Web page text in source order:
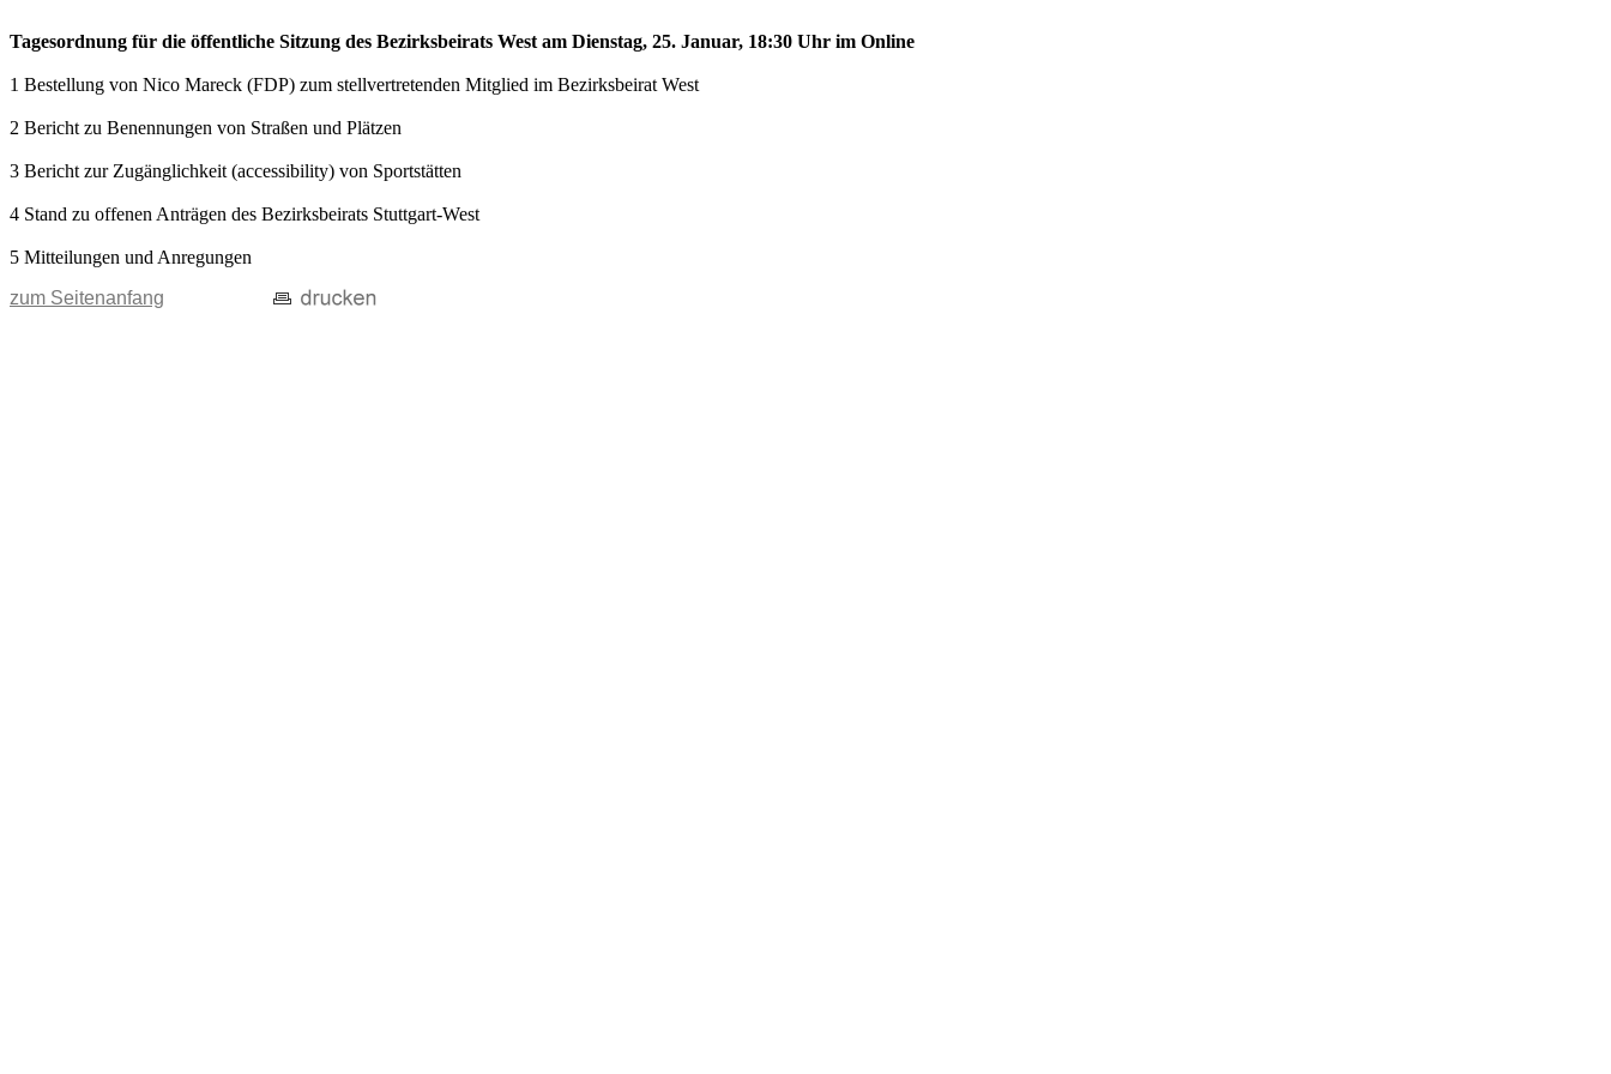
Tagesordnung für die öffentliche Sitzung des Bezirksbeirats West am Dienstag, 25. Januar, 18:30 Uhr im Online
1 Bestellung von Nico Mareck (FDP) zum stellvertretenden Mitglied im Bezirksbeirat West
2 Bericht zu Benennungen von Straßen und Plätzen
3 Bericht zur Zugänglichkeit (accessibility) von Sportstätten
4 Stand zu offenen Anträgen des Bezirksbeirats Stuttgart-West
5 Mitteilungen und Anregungen
zum Seitenanfang